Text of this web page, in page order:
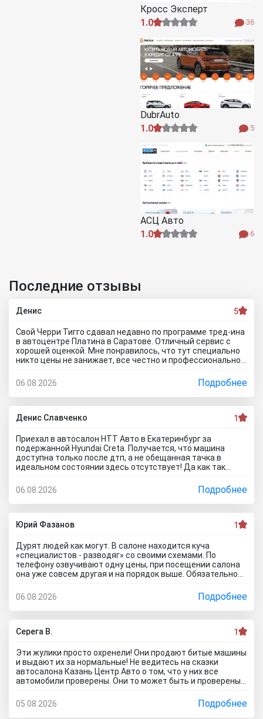
Кросс Эксперт
1.0
36
DubrAuto
1.0
5
АСЦ Авто
1.0
6
Последние отзывы
Денис 5
Свой Черри Тигго сдавал недавно по программе тред-ина
в автоцентре Платина в Саратове. Отличный сервис с
хорошей оценкой. Мне понравилось, что тут специально
никто цены не занижает, все честно и профессионально.
предложили подготовку провести тут в салоне. Для
клиента это важно, самому возиться не надо. Сделали
все быстро и поставили нормальную цену. Теперь буду
ждать , пока тачку продадут, не сомневаюсь , что быстро
справятся так как тут работают профессионалы.
06.08.2026 Подробнее
Денис Славченко 1
Приехал в автосалон НТТ Авто в Екатеринбург за
подержанной Hyundai Creta. Получается, что машина
доступна только после дтп, а не обещанная тачка в
идеальном состоянии здесь отсутствует! Да как так
почти не ездила! Я ушел из салона, потому что мне такой
расклад не подходит. Битое авто я могу купить и с рук и
намного дешевле, чем тут... Сожаления только о
потерянном времени которого можно было избежать
если бы я почитал отзывы об автоцентре Нтт авто до
82В.
06.08.2026 Подробнее
Юрий Фазанов 1
Дурят людей как могут. В салоне находится куча
«специалистов - разводяг» со своими схемами. По
телефону озвучивают одну цены, при посещении салона
она уже совсем другая и на порядок выше. Обязательное
соответственно цена на авто вырастет на приличную
сумму. По телефону озвучивают каско якобы первый год в
подарок, а потом на ваше усмотрение и страхование
жизни не обязательно, если работа не связана с риском
для жизни. Автомобиль типо находится на складе.
привезут его. Какой будет автомобиль? По отзывам об
автосалоне Авиатор были случаи со скрученным
пробегом и рядом недостатков. Народ, не тратьте время
и деньги. Будьте бдительны! Обманщикам в карму все
равно влетит как не крути...
06.08.2026 Подробнее
Серега В. 1
Эти жулики просто охренели! Они продают битые машины
и выдают их за нормальные! Не ведитесь на сказки
автосалона Казань Центр Авто о том, что у них все
автомобили проверены. Они то может быть и проверены,
тоже осматривал такой «проверенный» автомобиль.
Оказалось, что у машины кривой кузов и плавают зазоры
05.08.2026 Подробнее